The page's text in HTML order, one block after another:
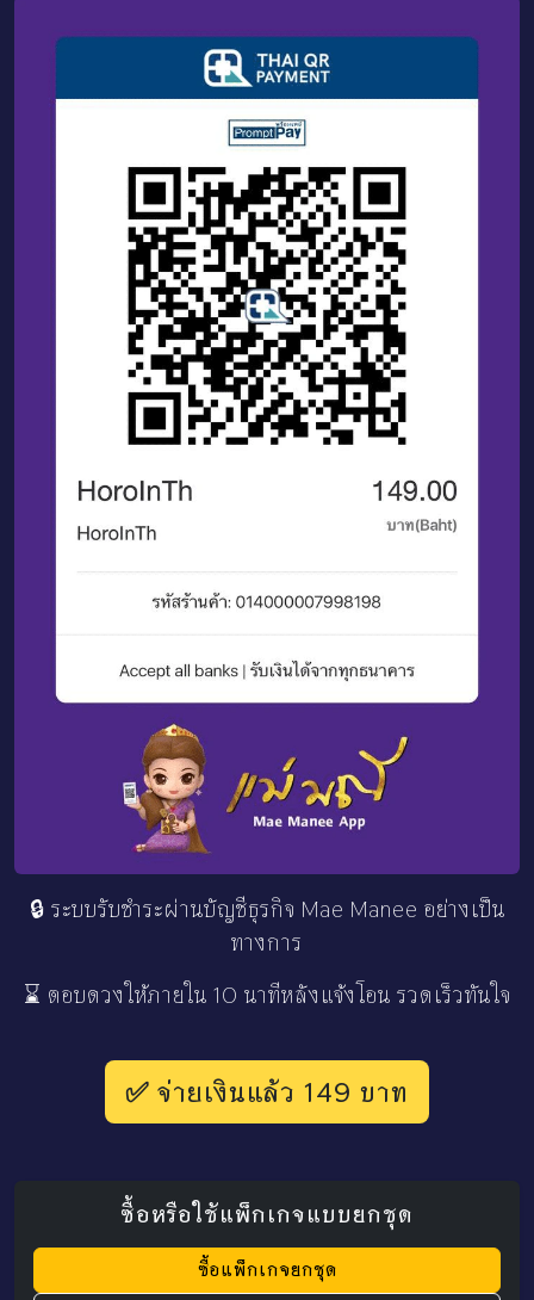
🔒 ระบบรับชำระผ่านบัญชีธุรกิจ Mae Manee อย่างเป็น
ทางการ
⌛ ตอบดวงให้ภายใน 10 นาทีหลังแจ้งโอน รวดเร็วทันใจ
✅ จ่ายเงินแล้ว 149 บาท
ซื้อหรือใช้แพ็กเกจแบบยกชุด
ซื้อแพ็กเกจยกชุด